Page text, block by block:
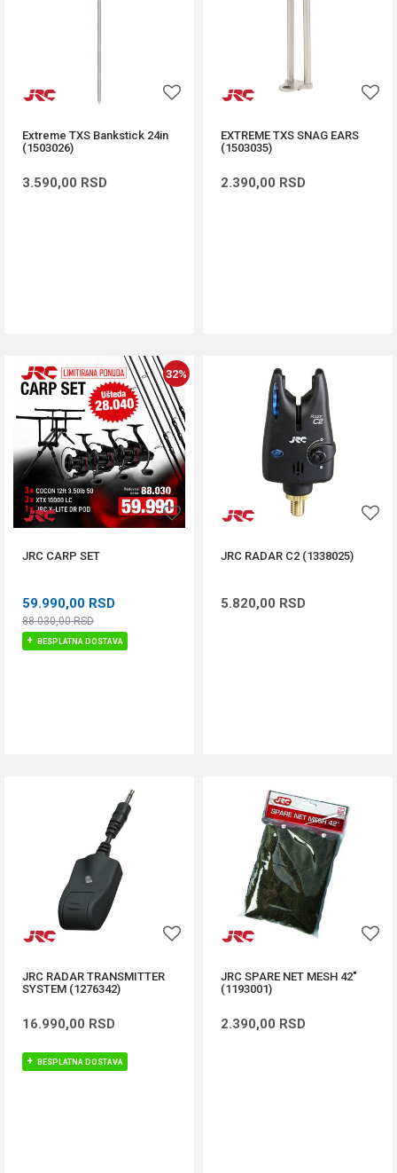
Extreme TXS Bankstick 24in
(1503026)
3.590,00 RSD
EXTREME TXS SNAG EARS
(1503035)
2.390,00 RSD
32%
JRC CARP SET
59.990,00 RSD
88.030,00RSD
BESPLATNA DOSTAVA
JRC RADAR C2 (1338025)
5.820,00 RSD
JRC RADAR TRANSMITTER
SYSTEM (1276342)
16.990,00 RSD
BESPLATNA DOSTAVA
JRC SPARE NET MESH 42"
(1193001)
2.390,00 RSD